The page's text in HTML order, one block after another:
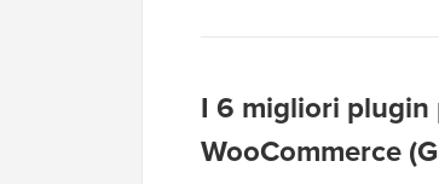
I 6 migliori plugin
WooCommerce